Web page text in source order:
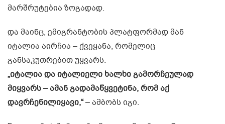
მარშრუტებია ზოგადად.
და მაინც, ემიგრანტობის პლატფორმად მან
იტალია აირჩია – ქვეყანა, რომელიც
განსაკუთრებით უყვარს.
„იტალია და იტალიელი ხალხი გამორჩეულად
მიყვარს – ამან გადამაწყვეტინა, რომ აქ
დავრჩენილიყავი,“– ამბობს იგი.